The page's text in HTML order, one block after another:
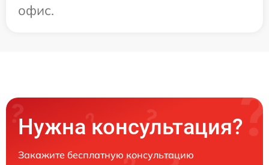
офис.
Нужна консультация?
Закажите бесплатную консультацию